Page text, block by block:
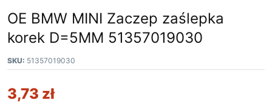
OE BMW MINI Zaczep zaślepka
korek D=5MM 51357019030
SKU: 51357019030
3,73 zł